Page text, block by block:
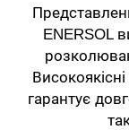
ENERSOL
гарантує